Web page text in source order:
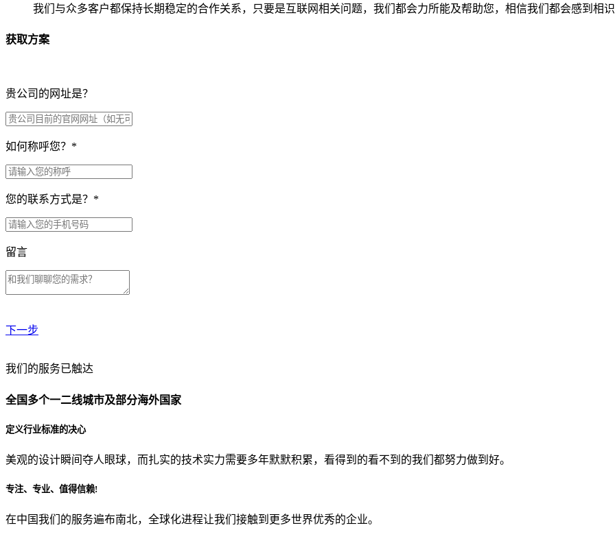
我们与众多客户都保持长期稳定的合作关系，只要是互联网相关问题，我们都会力所能及帮助您，相信我们都会感到相
获取方案
贵公司的网址是？
如何称呼您？ *
您的联系方式是？ *
留言
下一步
贵公司预算范围是？
贵公司的团队规模是？
从哪里了解到我们？
我们的服务已触达
全国多个一二线城市及部分海外国家
定义行业标准的决心
美观的设计瞬间夺人眼球，而扎实的技术实力需要多年默默积累，看得到的看不到的我们都努力做到好。
专注、专业、值得信赖!
在中国我们的服务遍布南北，全球化进程让我们接触到更多世界优秀的企业。